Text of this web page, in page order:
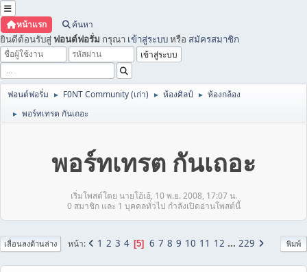
หน้าแรก ค้นหา
ยินดีต้อนรับสู่ ฟอนต์ฟอรั่ม กรุณา เข้าสู่ระบบหรือ สมัครสมาชิก
ฟอนต์ฟอรั่ม ► F0NT Community (เก่า) ► ห้องศิลป์ ► ห้องกล้อง
► พอร์ทเทรต กันเถอะ
พอร์ทเทรต กันเถอะ
เริ่มโพสต์โดย นายโอ้เอ้, 10 พ.ย. 2008, 17:07 น.
0 สมาชิก และ 1 บุคคลทั่วไป กำลังเปิดอ่านโพสต์นี้
พิมพ์
เลื่อนลงด้านล่าง หน้า 1 2 3 4 5 6 7 8 9 10 11 12 ... 229